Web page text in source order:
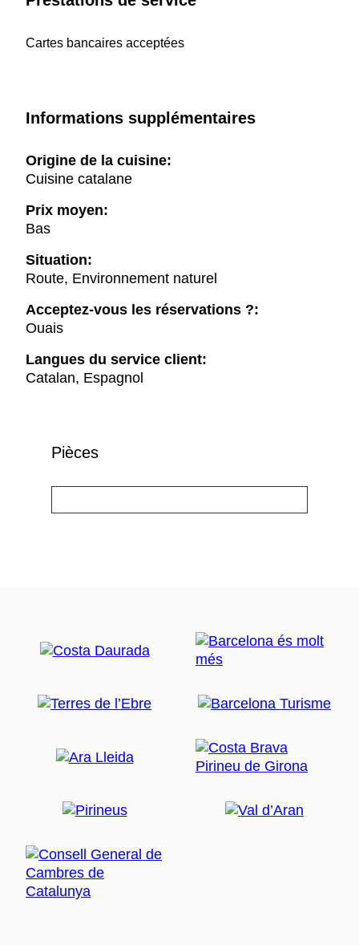
Cartes bancaires acceptées
Informations supplémentaires
Origine de la cuisine:
Cuisine catalane
Prix moyen:
Bas
Situation:
Route, Environnement naturel
Acceptez-vous les réservations ?:
Ouais
Langues du service client:
Catalan, Espagnol
Pièces